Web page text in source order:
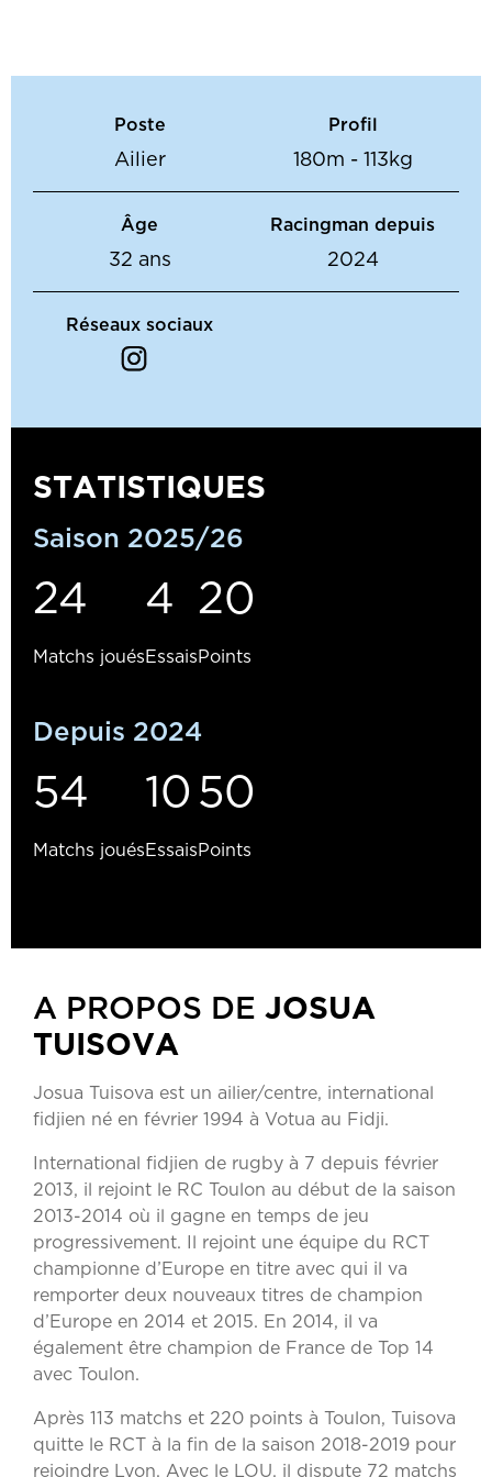
Poste
Ailier
Profil
180m - 113kg
Âge
32 ans
Racingman depuis
2024
Réseaux sociaux
STATISTIQUES
Saison 2025/26
24
Matchs joués
4
Essais
20
Points
Depuis 2024
54
Matchs joués
10
Essais
50
Points
A PROPOS DE JOSUA
TUISOVA
Josua Tuisova est un ailier/centre, international
fidjien né en février 1994 à Votua au Fidji.
International fidjien de rugby à 7 depuis février
2013, il rejoint le RC Toulon au début de la saison
2013-2014 où il gagne en temps de jeu
progressivement. Il rejoint une équipe du RCT
championne d’Europe en titre avec qui il va
remporter deux nouveaux titres de champion
d’Europe en 2014 et 2015. En 2014, il va
également être champion de France de Top 14
avec Toulon.
Après 113 matchs et 220 points à Toulon, Tuisova
quitte le RCT à la fin de la saison 2018-2019 pour
rejoindre Lyon. Avec le LOU, il dispute 72 matchs